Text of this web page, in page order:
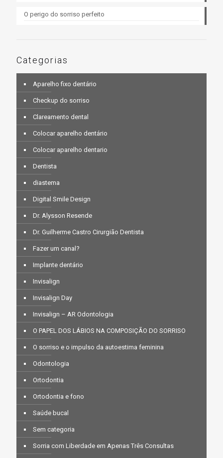
O perigo do sorriso perfeito
Categorias
Aparelho fixo dentário
Checkup do sorriso
Clareamento dental
Colocar aparelho dentário
Colocar aparelho dentario
Dentista
diastema
Digital Smile Design
Dr. Alysson Resende
Dr. Guilherme Castro Cirurgião Dentista
Fazer um canal?
Implante dentário
Invisalign
Invisalign Day
Invisalign – AR Odontologia
O PAPEL DOS LÁBIOS NA COMPOSIÇÃO DO SORRISO
O sorriso e o impulso da autoestima feminina
Odontologia
Ortodontia
Ortodontia e fono
Saúde bucal
Sem categoria
Sorria com Liberdade em Apenas Três Consultas